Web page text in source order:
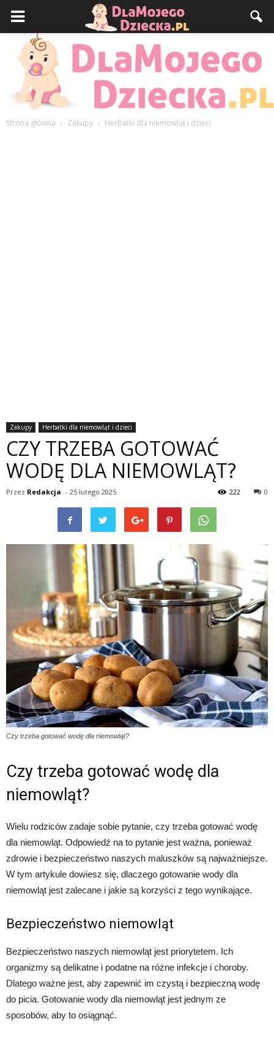
Strona główna Zakupy Herbatki dla niemowląt i dzieci
Zakupy Herbatki dla niemowląt i dzieci
CZY TRZEBA GOTOWAĆ
WODĘ DLA NIEMOWLĄT?
Przez Redakcja - 25 lutego 2025 0
222
Czy trzeba gotować wodę dla niemowląt?
Czy trzeba gotować wodę dla
niemowląt?
Wielu rodziców zadaje sobie pytanie, czy trzeba gotować wodę
dla niemowląt. Odpowiedź na to pytanie jest ważna, ponieważ
zdrowie i bezpieczeństwo naszych maluszków są najważniejsze.
W tym artykule dowiesz się, dlaczego gotowanie wody dla
niemowląt jest zalecane i jakie są korzyści z tego wynikające.
Bezpieczeństwo niemowląt
Bezpieczeństwo naszych niemowląt jest priorytetem. Ich
organizmy są delikatne i podatne na różne infekcje i choroby.
Dlatego ważne jest, aby zapewnić im czystą i bezpieczną wodę
do picia. Gotowanie wody dla niemowląt jest jednym ze
sposobów, aby to osiągnąć.